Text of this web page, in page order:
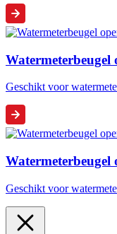
Watermeterbeugel
Geschikt voor
Watermeterbeugel
Geschikt voor